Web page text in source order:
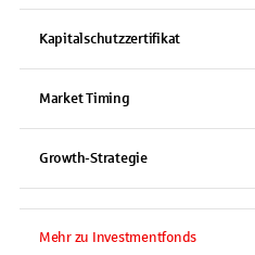
Kapitalschutzzertifikat
Market Timing
Growth-Strategie
Mehr zu Investmentfonds